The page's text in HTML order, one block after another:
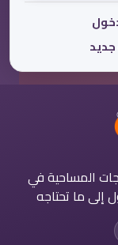
المساحية في
إلى ما تحتاجه